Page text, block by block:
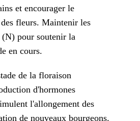
et encourager le
fleurs. Maintenir les
(N) pour soutenir la
en cours.
de la floraison
d'hormones
l'allongement des
de nouveaux bourgeons.